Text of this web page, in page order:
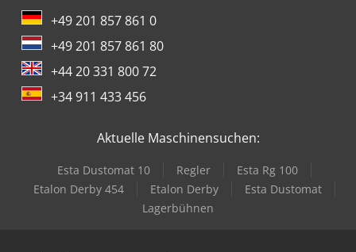
+49 201 857 861 0
+49 201 857 861 80
+44 20 331 800 72
+34 911 433 456
Aktuelle Maschinensuchen:
Esta Dustomat 10 Regler
Esta Rg 100
Etalon Derby 454
Etalon Derby
Esta Dustomat
Lagerbühnen